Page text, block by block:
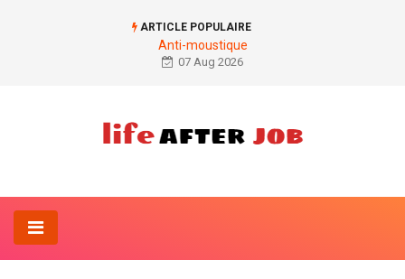
ARTICLE POPULAIRE
Anti-moustique
07 Aug 2026